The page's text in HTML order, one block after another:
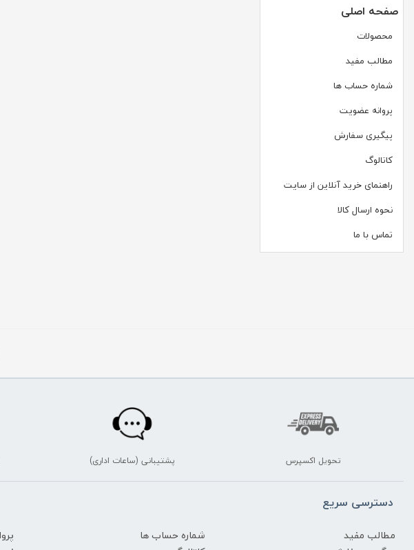
صفحه اصلی
محصولات
مطالب مفید
شماره حساب ها
پروانه عضویت
پیگیری سفارش
کاتالوگ
راهنمای خرید آنلاین از سایت
نحوه ارسال کالا
تماس با ما
تحویل اکسپرس پشتیبانی (ساعات اداری)
دسترسی سریع
مطالب مفید شماره حساب ها